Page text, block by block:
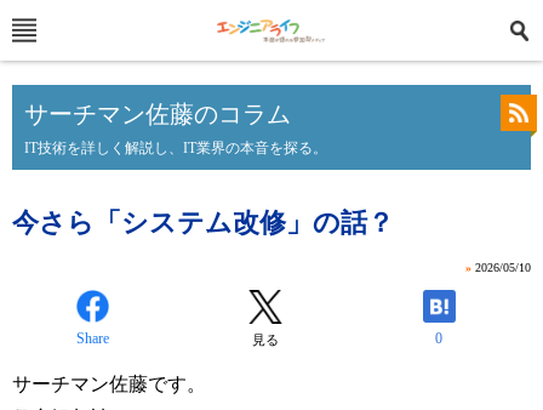
サーチマン佐藤のコラム
IT技術を詳しく解説し、IT業界の本音を探る。
今さら「システム改修」の話？
» 2026/05/10
Share 見る 0
サーチマン佐藤です。